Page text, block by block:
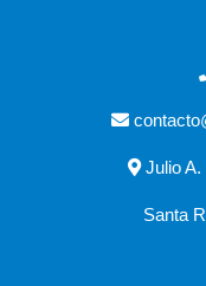
Julio A.
Santa